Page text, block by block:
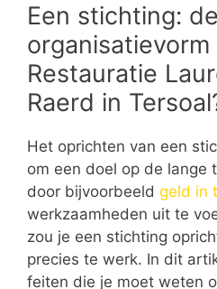
Een stichting:
Restauratie
Raerd in
Het oprichten van een
om een doel op de lange
door bijvoorbeeld geld in
werkzaamheden uit te
zou je een stichting
precies te werk. In dit
feiten die je moet weten